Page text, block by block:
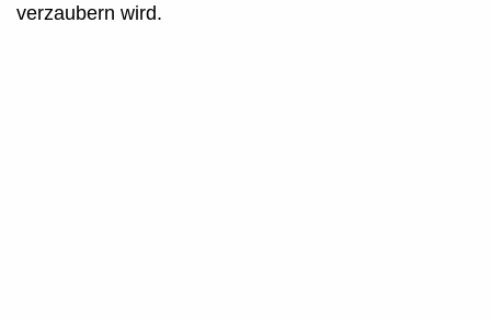
verzaubern wird.